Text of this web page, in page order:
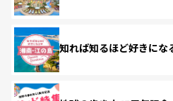
知れば知るほど好きにな